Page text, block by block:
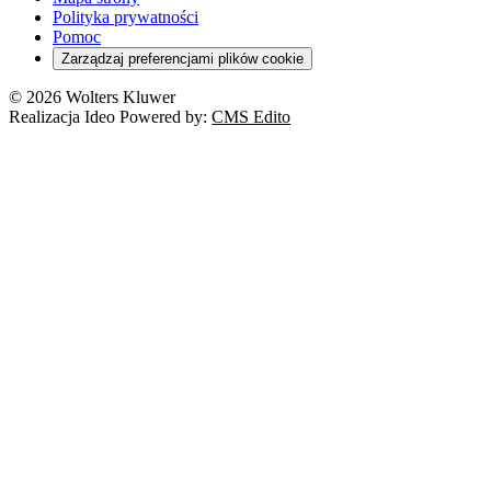
Deregulacja
Cyberbezpieczeństwo
Franczyza
Prawo autorskie
Orzeczenia
RODO
Polityka prywatności
Pomoc
Zarządzaj preferencjami plików cookie
© 2026 Wolters Kluwer
Realizacja Ideo Powered by: CMS Edito